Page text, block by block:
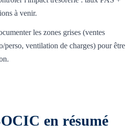
à venir.
les zones grises (ventes
perso, ventilation de charges) pour être
en résumé